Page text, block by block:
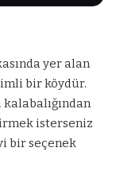
yer alan
bir köydür.
isterseniz
bir seçenek